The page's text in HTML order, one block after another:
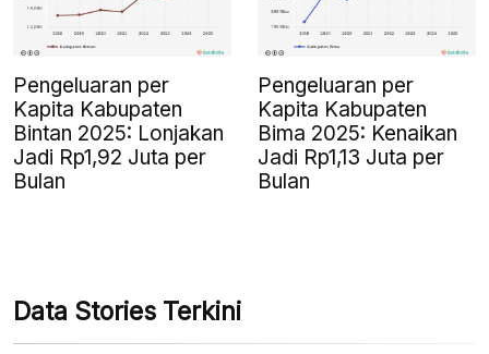
Pengeluaran per
Kapita Kabupaten
Bintan 2025: Lonjakan
Jadi Rp1,92 Juta per
Bulan
Pengeluaran per
Kapita Kabupaten
Bima 2025: Kenaikan
Jadi Rp1,13 Juta per
Bulan
Data Stories Terkini